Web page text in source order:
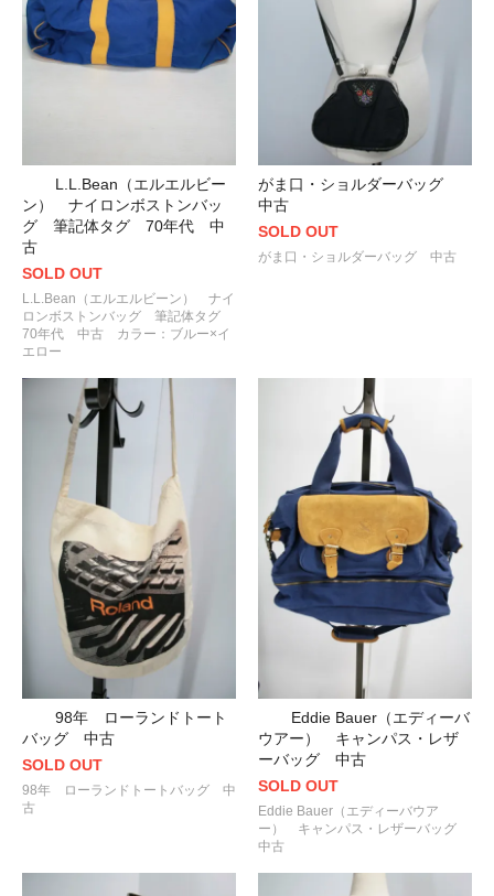
L.L.Bean（エルエルビー
ン） ナイロンボストンバッ
グ 筆記体タグ 70年代 中
古
SOLD OUT
L.L.Bean（エルエルビーン） ナイ
ロンボストンバッグ 筆記体タグ
70年代 中古 カラー：ブルー×イ
エロー
がま口・ショルダーバッグ
中古
SOLD OUT
がま口・ショルダーバッグ 中古
98年 ローランドトート
バッグ 中古
SOLD OUT
98年 ローランドトートバッグ 中
古
Eddie Bauer（エディーバ
ウアー） キャンパス・レザ
ーバッグ 中古
SOLD OUT
Eddie Bauer（エディーバウア
ー） キャンパス・レザーバッグ
中古